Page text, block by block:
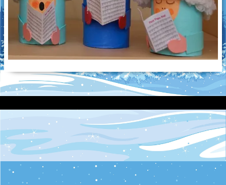
Les culbuteurs
Puzzle
Jouets d'éveil
Créations diverses
Imprimante 3D
Découpe laser
Pendentifs en céramique
Objets en céramique
Galets